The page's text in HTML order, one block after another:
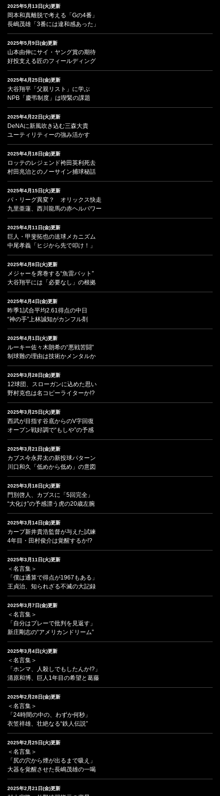
2025年5月13日(火)更新
岡本和真離脱で考える「Gの4番」
長嶋茂雄「3番には違和感あった」
2025年5月9日(金)更新
山本由伸にサイ・ヤング賞の期待
好投支える匠のフィールディング
2025年4月25日(金)更新
大谷翔平「父親リスト」に学ぶ
NPB「慶弔制度」は喫緊の課題
2025年4月22日(火)更新
DeNAに新風吹き込む三森大貴
ユーティリティーの強み活かす
2025年4月18日(金)更新
ロッテのレジェンド袴田英利死去
村田兆治とのノーサイン捕球秘話
2025年4月15日(火)更新
パ・リーグ異変？ オリックス快走
九里亜蓮、西川龍馬の赤ヘルパワー
2025年4月11日(金)更新
巨人・甲斐拓也の送球メカニズム
中尾孝義「ヒジから先で叩け！」
2025年4月8日(火)更新
メジャーを席巻する“魚雷バット”
大谷翔平には「必要なし」の根拠
2025年4月4日(金)更新
昨季1試合平均2.61得点の中日
“神の手”上林誠知がカンフル剤
2025年4月1日(火)更新
ルーキー佐々木朗希の“悪戦苦闘”
制球難の理由は技術かメンタルか
2025年3月28日(金)更新
12球団、スローガンに込めた思い
野村克也は名コピーライターか!?
2025年3月25日(火)更新
西武が目指す谷底からのV字回復
オープン戦好調で“もしや”の予感
2025年3月21日(金)更新
カブス今永昇太の新投球パターン
川口和久「低めから低め」の意図
2025年3月18日(火)更新
門別啓人、カブスに「5回完全」
“大化け”の予感漂う虎の20歳左腕
2025年3月14日(金)更新
カープ新井貴浩監督が与えた試練
4年目・田村俊介は覚醒するか!?
2025年3月11日(火)更新
＜名言集＞
「僕は通算で得点が1967もある」
王貞治、知られざる不滅の大記録
2025年3月7日(金)更新
＜名言集＞
「自分はプレーで批判を見返す」
新庄剛志の“アメリカンドリーム”
2025年3月4日(火)更新
＜名言集＞
「ホンマ、人殺しでもしたんか!?」
清原和博、巨人1年目の希望と葛藤
2025年2月28日(金)更新
＜名言集＞
「24時間の中の、わずか何秒」
衣笠祥雄、壮絶なる“鉄人伝説”
2025年2月25日(火)更新
＜名言集＞
「尻の穴から煙が出るまで吸え」
大器を覚醒させた長嶋茂雄の一喝
2025年2月21日(金)更新